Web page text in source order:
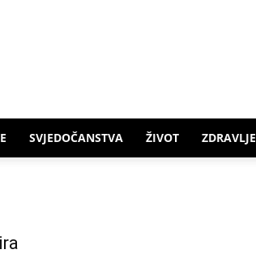
SVJEDOČANSTVA ŽIVOT ZDRAVLJE